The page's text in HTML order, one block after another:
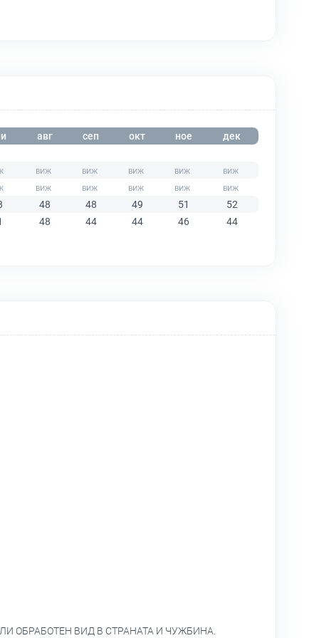
авг сеп окт ное дек
48 48 49 51
52
48 44 44 46 44
ОБРАБОТЕН ВИД В СТРАНАТА И ЧУЖБИНА.